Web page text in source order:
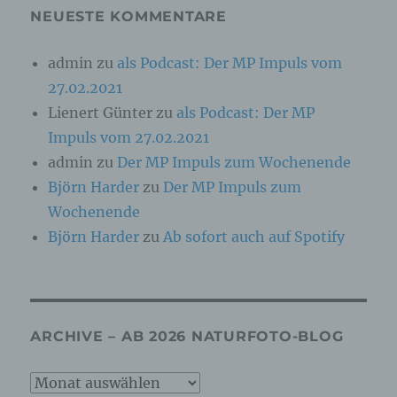
NEUESTE KOMMENTARE
admin zu als Podcast: Der MP Impuls vom
27.02.2021
Lienert Günter zu als Podcast: Der MP
Impuls vom 27.02.2021
admin zu Der MP Impuls zum Wochenende
Björn Harder zu Der MP Impuls zum
Wochenende
Björn Harder zu Ab sofort auch auf Spotify
ARCHIVE – AB 2026 NATURFOTO-BLOG
Archive
physischen, physiologischen, genetischen,
sozialen Identität dieser natürlichen Person
sind, identifiziert werden kann.
Betroffene Person ist jede identifizierte oder
identifizierbare natürliche Person, deren
personenbezogene Daten von dem für die
Verarbeitung Verantwortlichen verarbeitet
werden.
Verarbeitung ist jeder mit oder ohne Hilfe
automatisierter Verfahren ausgeführte Vorgang
Zusammenhang mit personenbezogenen Daten
wie das Erheben, das Erfassen, die